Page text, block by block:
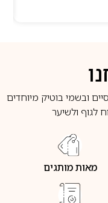
ובשמי בוטיק מיוחדים
לגוף ולשיער
מאות מותגים